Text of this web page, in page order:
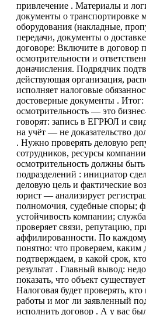
привлечение . Материалы и
документы о транспортировке
оборудования (накладные,
передачи, документы о
договоре: Включите в договор
осмотрительности и
доначисления. Подрядчик
действующая организация,
исполняет налоговые
достоверные документы .
осмотрительность — это
говорят: запись в ЕГРЮЛ и
на учёт — не доказательство
. Нужно проверять деловую
сотрудников, ресурсы
осмотрительность должны
подразделений : инициатор
деловую цель и фактические
юрист — анализирует
полномочия, судебные споры;
устойчивость компании;
проверяет связи, репутацию,
аффилированности. По
понятно: что проверяем, каким
подтверждаем, в какой срок,
результат . Главный вывод:
показать, что объект
Налоговая будет проверять,
работы и мог ли заявленный
исполнить договор . А у вас